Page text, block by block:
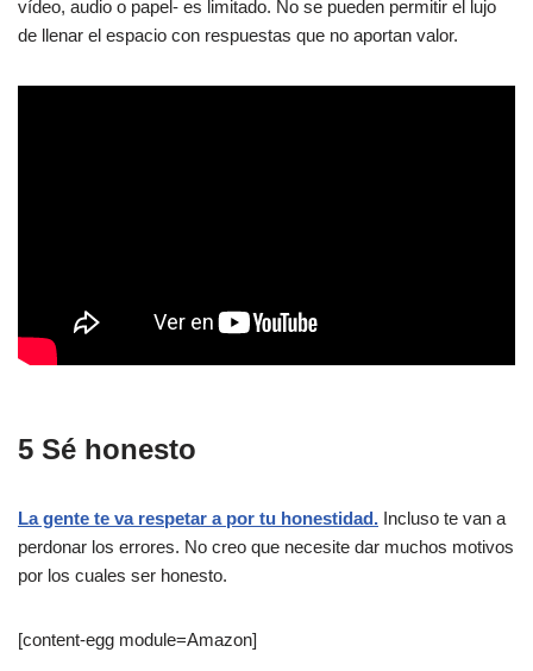
vídeo, audio o papel- es limitado. No se pueden permitir el lujo
de llenar el espacio con respuestas que no aportan valor.
5 Sé honesto
La gente te va respetar a por tu honestidad. Incluso te van a
perdonar los errores. No creo que necesite dar muchos motivos
por los cuales ser honesto.
[content-egg module=Amazon]